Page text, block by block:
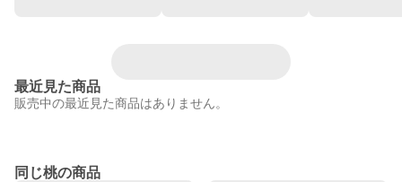
最近見た商品
販売中の最近見た商品はありません。
同じ桃の商品